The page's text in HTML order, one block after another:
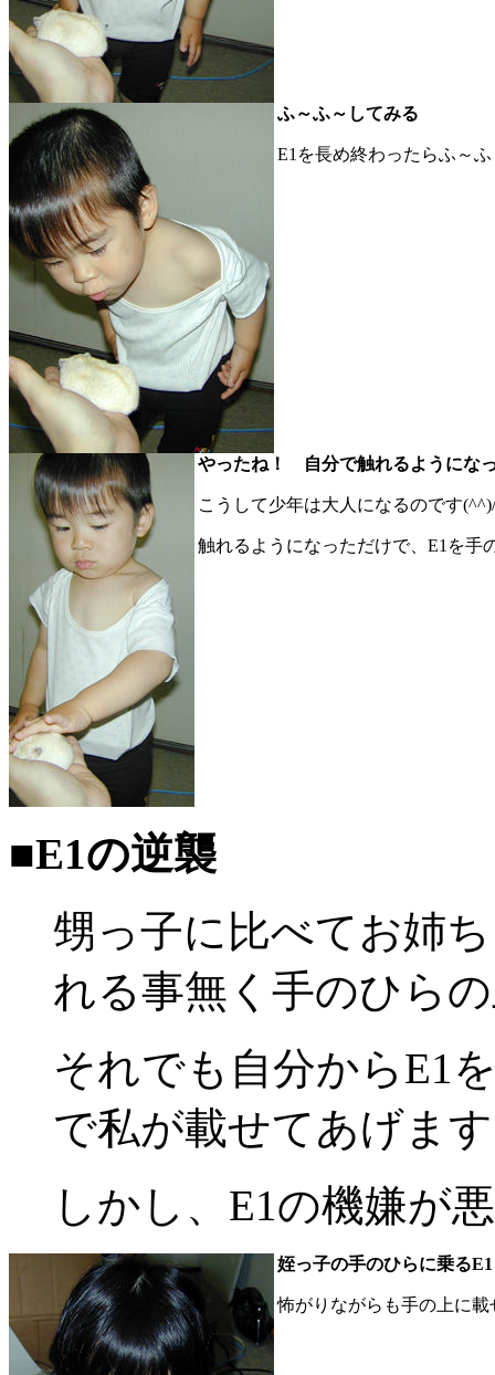
ふ～ふ～してみる
E1を長め終わったらふ～
やったね！ 自分で触れるようにな
こうして少年は大人になるのです(^^)/
触れるようになっただけで、E1を手
■E1の逆襲
甥っ子に比べてお姉
れる事無く手のひら
それでも自分からE1
で私が載せてあげま
しかし、E1の機嫌が
姪っ子の手のひらに乗るE1
怖がりながらも手の上に載